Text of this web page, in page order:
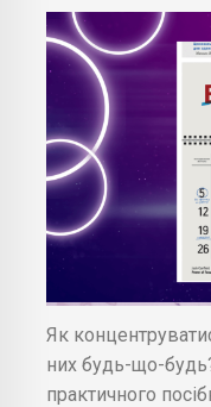
Як
них будь-що-
практичного